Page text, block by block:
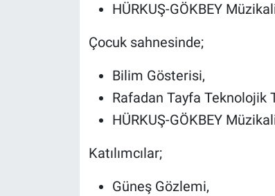
HÜRKUŞ-GÖKBEY
Çocuk sahnesinde;
Bilim Gösterisi,
Rafadan Tayfa Teknolojik
HÜRKUŞ-GÖKBEY
Katılımcılar;
Güneş Gözlemi,